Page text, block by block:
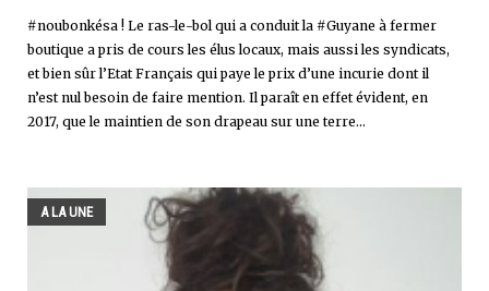
#noubonkésa ! Le ras-le-bol qui a conduit la #Guyane à fermer
boutique a pris de cours les élus locaux, mais aussi les syndicats,
et bien sûr l’Etat Français qui paye le prix d’une incurie dont il
n’est nul besoin de faire mention. Il paraît en effet évident, en
2017, que le maintien de son drapeau sur une terre...
A LA UNE